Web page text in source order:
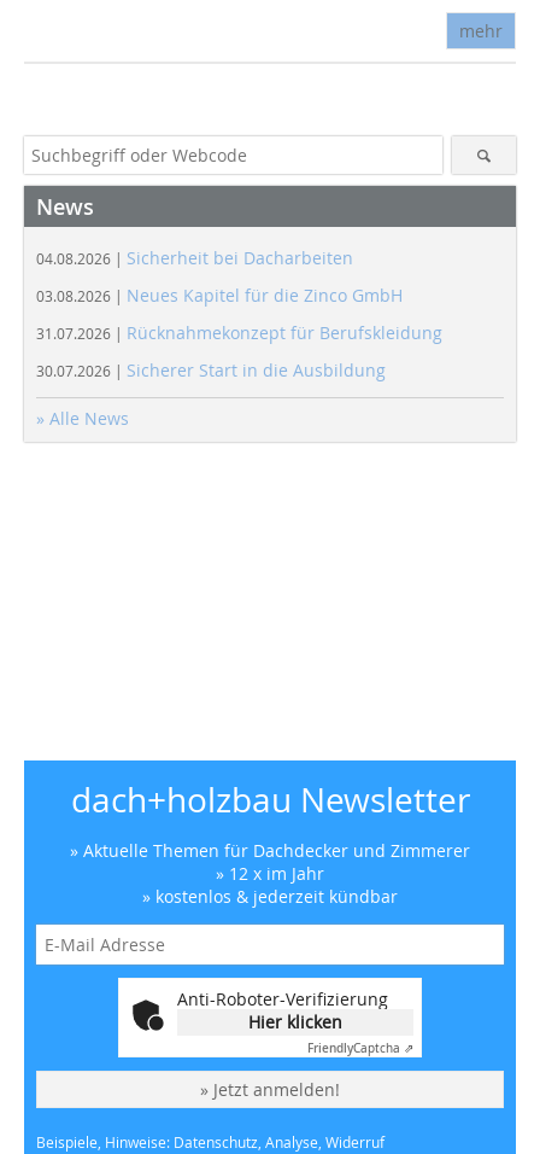
mehr
News
04.08.2026 | Sicherheit bei Dacharbeiten
03.08.2026 | Neues Kapitel für die Zinco GmbH
31.07.2026 | Rücknahmekonzept für Berufskleidung
30.07.2026 | Sicherer Start in die Ausbildung
» Alle News
dach+holzbau Newsletter
» Aktuelle Themen für Dachdecker und Zimmerer
» 12 x im Jahr
» kostenlos & jederzeit kündbar
Anti-Roboter-Verifizierung
Hier klicken
FriendlyCaptcha ⇗
» Jetzt anmelden!
Beispiele, Hinweise: Datenschutz, Analyse, Widerruf